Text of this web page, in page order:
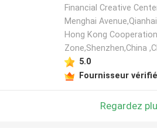
Financial Creative
Menghai
Hong Kong Cooperation
Zone,Shenzhen,China
5.0
Fournisseur vérifié
Regardez